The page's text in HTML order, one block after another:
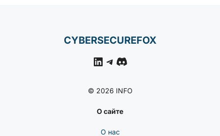
CYBERSECUREFOX
LinkedIn
Telegram
Discord
© 2026 INFO
О сайте
О нас